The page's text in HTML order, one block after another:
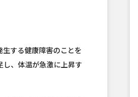
する健康障害のことを
、体温が急激に上昇す